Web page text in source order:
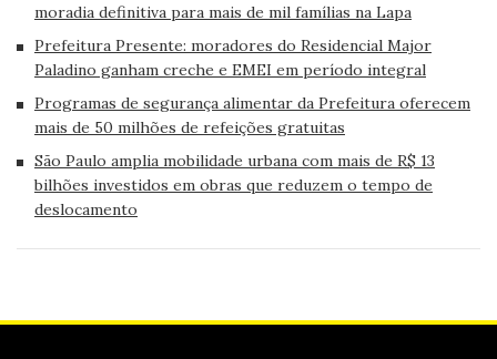
moradia definitiva para mais de mil famílias na Lapa
Prefeitura Presente: moradores do Residencial Major
Paladino ganham creche e EMEI em período integral
Programas de segurança alimentar da Prefeitura oferecem
mais de 50 milhões de refeições gratuitas
São Paulo amplia mobilidade urbana com mais de R$ 13
bilhões investidos em obras que reduzem o tempo de
deslocamento